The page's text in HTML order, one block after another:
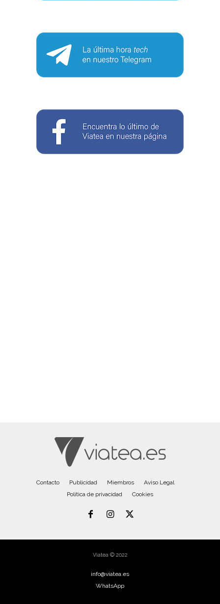
Contacto Publicidad Miembros
Aviso Legal
Política de privacidad
Cookies
Viatea © 2022
info@viatea.es
WhatsApp